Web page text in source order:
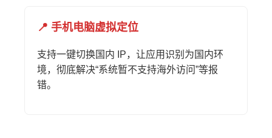
📍 手机电脑虚拟定位
支持一键切换国内 IP，让应用识别为国内环
境，彻底解决“系统暂不支持海外访问”等报
错。